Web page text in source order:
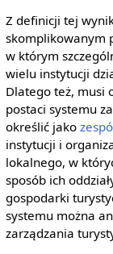
Z definicji tej
skomplikowanym
w którym
wielu instytucji
Dlatego też, musi
postaci systemu
określić jako
instytucji i
lokalnego, w
sposób ich
gospodarki
systemu można
zarządzania